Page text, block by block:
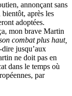
annonçant sans
bientôt, après les
adoptées.
mon brave Martin
combat plus haut,
dire jusqu’aux
ne doit pas en
dans le temps où
par